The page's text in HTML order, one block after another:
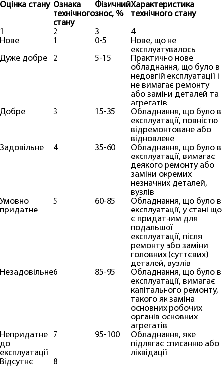
Оцінка стану Ознака
технічного
стану
Фізичний
знос, %
Характеристика
технічного стану
1
2 3
4
Нове
1 0-5
Нове, що не
експлуатувалось
Дуже добре
2 5-15
Практично нове
обладнання, що було в
недовгій експлуатації і
не вимагає ремонту
або заміни деталей та
агрегатів
Добре
3 15-35
Обладнання, що було в
експлуатації, повністю
відремонтоване або
відновлене
Задовільне
4 35-60
Обладнання, що було в
експлуатації, вимагає
деякого ремонту або
заміни окремих
незначних деталей,
вузлів
Умовно
придатне
5 60-85
Обладнання, що було в
експлуатації, у стані що
є придатним для
подальшої
експлуатації, після
ремонту або заміни
головних (суттєвих)
деталей, вузлів
Незадовільне6 85-95
Обладнання, що було в
експлуатації, вимагає
капітального ремонту,
такого як заміна
основних робочих
органів основних
агрегатів
Непридатне
до
експлуатації
7 95-100
Обладнання, яке
підлягає списанню або
ліквідації
Відсутнє
8